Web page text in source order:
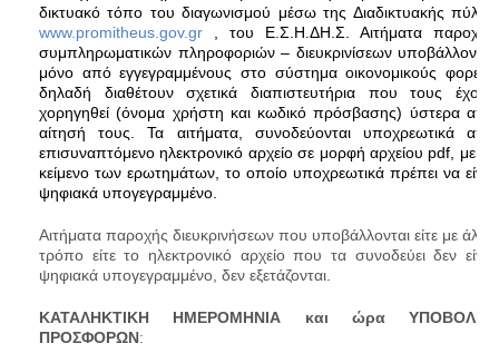
δικτυακό τόπο του διαγωνισμού μέσω της Διαδικτυακής πύλης
www.promitheus.gov.gr , του Ε.Σ.Η.ΔΗ.Σ. Αιτήματα παροχής
συμπληρωματικών πληροφοριών – διευκρινίσεων υποβάλλονται
μόνο από εγγεγραμμένους στο σύστημα οικονομικούς φορείς,
δηλαδή διαθέτουν σχετικά διαπιστευτήρια που τους έχουν
χορηγηθεί (όνομα χρήστη και κωδικό πρόσβασης) ύστερα από
αίτησή τους. Τα αιτήματα, συνοδεύονται υποχρεωτικά από
επισυναπτόμενο ηλεκτρονικό αρχείο σε μορφή αρχείου pdf, με το
κείμενο των ερωτημάτων, το οποίο υποχρεωτικά πρέπει να είναι
ψηφιακά υπογεγραμμένο
Αιτήματα παροχής διευκρινήσεων που υποβάλλονται είτε με άλλο
τρόπο είτε το ηλεκτρονικό αρχείο που τα συνοδεύει δεν είναι
ψηφιακά υπογεγραμμένο, δεν εξετάζονται.
ΚΑΤΑΛΗΚΤΙΚΗ ΗΜΕΡΟΜΗΝΙΑ και ώρα ΥΠΟΒΟΛΗΣ
ΠΡΟΣΦΟΡΩΝ: